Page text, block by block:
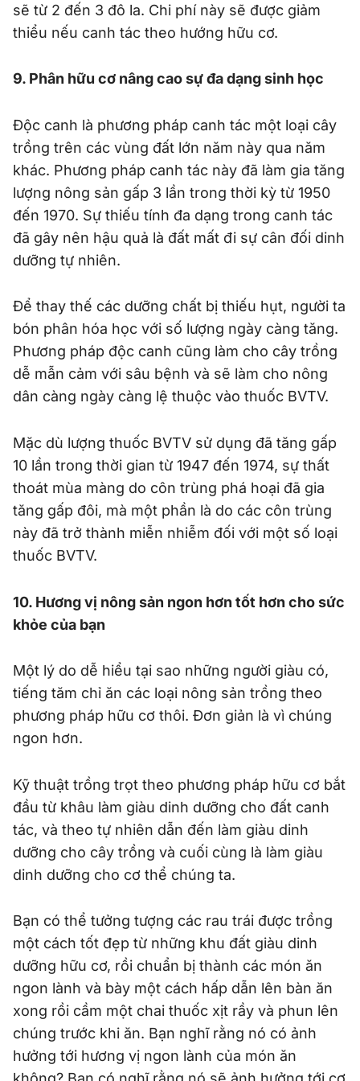
sẽ từ 2 đến 3 đô la. Chi phí này sẽ được giảm
thiểu nếu canh tác theo hướng hữu cơ.
9. Phân hữu cơ nâng cao sự đa dạng sinh học
Độc canh là phương pháp canh tác một loại cây
trồng trên các vùng đất lớn năm này qua năm
khác. Phương pháp canh tác này đã làm gia tăng
lượng nông sản gấp 3 lần trong thời kỳ từ 1950
đến 1970. Sự thiếu tính đa dạng trong canh tác
đã gây nên hậu quả là đất mất đi sự cân đối dinh
dưỡng tự nhiên.
Để thay thế các dưỡng chất bị thiếu hụt, người ta
bón phân hóa học với số lượng ngày càng tăng.
Phương pháp độc canh cũng làm cho cây trồng
dễ mẫn cảm với sâu bệnh và sẽ làm cho nông
dân càng ngày càng lệ thuộc vào thuốc BVTV.
Mặc dù lượng thuốc BVTV sử dụng đã tăng gấp
10 lần trong thời gian từ 1947 đến 1974, sự thất
thoát mùa màng do côn trùng phá hoại đã gia
tăng gấp đôi, mà một phần là do các côn trùng
này đã trở thành miễn nhiễm đối với một số loại
thuốc BVTV.
10. Hương vị nông sản ngon hơn tốt hơn cho sức
khỏe của bạn
Một lý do dễ hiểu tại sao những người giàu có,
tiếng tăm chỉ ăn các loại nông sản trồng theo
phương pháp hữu cơ thôi. Đơn giản là vì chúng
ngon hơn.
Kỹ thuật trồng trọt theo phương pháp hữu cơ bắt
đầu từ khâu làm giàu dinh dưỡng cho đất canh
tác, và theo tự nhiên dẫn đến làm giàu dinh
dưỡng cho cây trồng và cuối cùng là làm giàu
dinh dưỡng cho cơ thể chúng ta.
Bạn có thể tưởng tượng các rau trái được trồng
một cách tốt đẹp từ những khu đất giàu dinh
dưỡng hữu cơ, rồi chuẩn bị thành các món ăn
ngon lành và bày một cách hấp dẫn lên bàn ăn
xong rồi cầm một chai thuốc xịt rầy và phun lên
chúng trước khi ăn. Bạn nghĩ rằng nó có ảnh
hưởng tới hương vị ngon lành của món ăn